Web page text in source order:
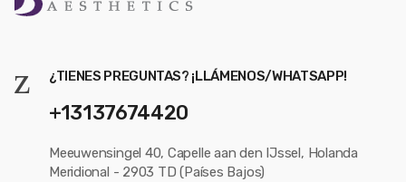
¿TIENES PREGUNTAS? ¡LLÁMENOS/WHATSAPP!
+13137674420
Meeuwensingel 40, Capelle aan den IJssel, Holanda
Meridional - 2903 TD (Países Bajos)